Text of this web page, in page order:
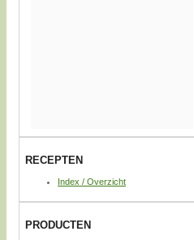
RECEPTEN
Index / Overzicht
PRODUCTEN